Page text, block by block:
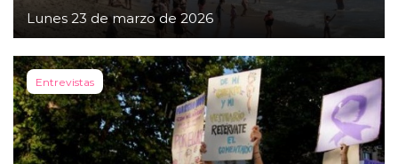
Lunes 23 de marzo de 2026
Entrevistas